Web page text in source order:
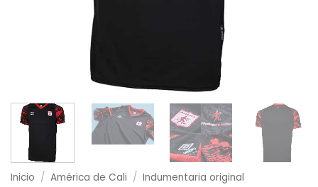
Inicio / América de Cali / Indumentaria original